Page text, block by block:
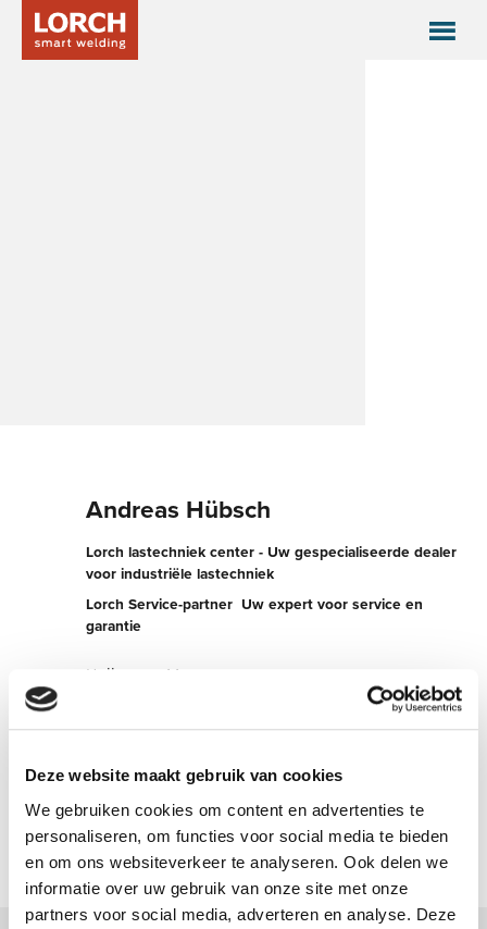
Deze website maakt gebruik van cookies
We gebruiken cookies om content en advertenties te
personaliseren, om functies voor social media te bieden
en om ons websiteverkeer te analyseren. Ook delen we
informatie over uw gebruik van onze site met onze
partners voor social media, adverteren en analyse. Deze
Andreas Hübsch
Lorch lastechniek center - Uw gespecialiseerde dealer
voor industriële lastechniek
Lorch Service-partner  Uw expert voor service en
garantie
Hullerweg 11
Nu contact opnemen